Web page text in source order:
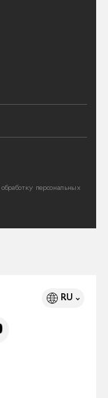
обработку персональных
RU